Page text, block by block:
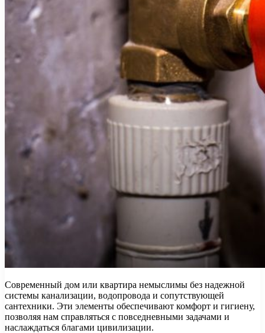
Современный дом или квартира немыслимы без надежной
системы канализации, водопровода и сопутствующей
сантехники. Эти элементы обеспечивают комфорт и гигиену,
позволяя нам справляться с повседневными задачами и
наслаждаться благами цивилизации.